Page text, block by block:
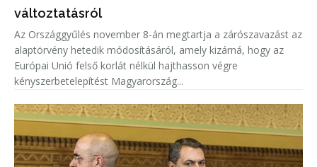
változtatásról
Az Országgyűlés november 8-án megtartja a zárószavazást az
alaptörvény hetedik módosításáról, amely kizárná, hogy az
Európai Unió felső korlát nélkül hajthasson végre
kényszerbetelepítést Magyarország...